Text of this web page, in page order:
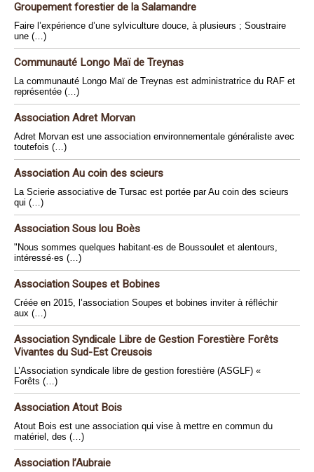
Groupement forestier de la Salamandre
Faire l’expérience d’une sylviculture douce, à plusieurs ; Soustraire
une (…)
Communauté Longo Maï de Treynas
La communauté Longo Maï de Treynas est administratrice du RAF et
représentée (…)
Association Adret Morvan
Adret Morvan est une association environnementale généraliste avec
toutefois (…)
Association Au coin des scieurs
La Scierie associative de Tursac est portée par Au coin des scieurs
qui (…)
Association Sous lou Boès
"Nous sommes quelques habitant·es de Boussoulet et alentours,
intéressé·es (…)
Association Soupes et Bobines
Créée en 2015, l’association Soupes et bobines inviter à réfléchir
aux (…)
Association Syndicale Libre de Gestion Forestière Forêts
Vivantes du Sud-Est Creusois
L’Association syndicale libre de gestion forestière (ASGLF) «
Forêts (…)
Association Atout Bois
Atout Bois est une association qui vise à mettre en commun du
matériel, des (…)
Association l’Aubraie